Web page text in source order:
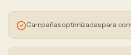
Campañas optimizadas para